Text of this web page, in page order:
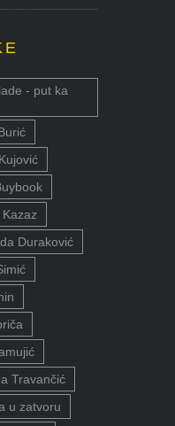
- put ka
Duraković
Travančić
u zatvoru